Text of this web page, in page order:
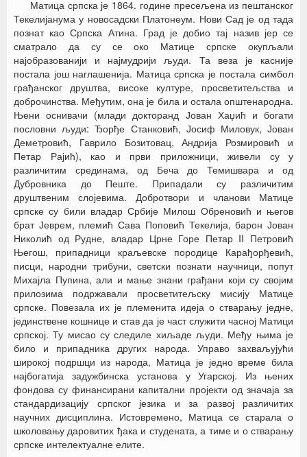
Матица српска је 1864. године пресељена из пештанског
Текелијанума у новосадски Платонеум. Нови Сад је од тада
познат као Српска Атина. Град је добио тај назив јер се
сматрало да су се око Матице српске окупљали
најобразованији и најмудрији људи. Та веза је касније
постала још наглашенија. Матица српска је постала симбол
грађанског друштва, високе културе, просветитељства и
доброчинства. Међутим, она је била и остала општенародна.
Њени оснивачи (млади докторанд Јован Хаџић и богати
пословни људи: Ђорђе Станковић, Јосиф Миловук, Јован
Деметровић, Гаврило Бозитовац, Андрија Розмировић и
Петар Рајић), као и први приложници, живели су у
различитим срединама, од Беча до Темишвара и од
Дубровника до Пеште. Припадали су различитим
друштвеним слојевима. Добротвори и чланови Матице
српске су били владар Србије Милош Обреновић и његов
брат Јеврем, племић Сава Поповић Текелија, барон Јован
Николић од Рудне, владар Црне Горе Петар II Петровић
Његош, припадници краљевске породице Карађорђевић,
писци, народни трибуни, светски познати научници, попут
Михајла Пупина, али и мање знани грађани који су својим
прилозима подржавали просветитељску мисију Матице
српске. Повезала их је племенита идеја о стварању једне,
јединствене кошнице и став да је част служити часној Матици
српској. Ту мисао су следиле хиљаде људи. Међу њима је
било и припадника других народа. Управо захваљујући
широкој подршци из народа, Матица је једно време била
најбогатија задужбинска установа у Угарској. Из њених
фондова су финансирани капитални пројекти од значаја за
стандардизацију српског језика и за развој различитих
научних дисциплина. Истовремено, Матица се старала о
школовању даровитих ђака и студената, а тиме и о стварању
српске интелектуалне елите.